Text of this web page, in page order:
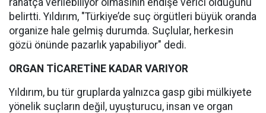
belirtti. Yıldırım, "Türkiye’de suç örgütleri büyük oranda
organize hale gelmiş durumda. Suçlular, herkesin
gözü önünde pazarlık yapabiliyor" dedi.
ORGAN TİCARETİNE KADAR VARIYOR
Yıldırım, bu tür gruplarda yalnızca gasp gibi mülkiyete
yönelik suçların değil, uyuşturucu, insan ve organ